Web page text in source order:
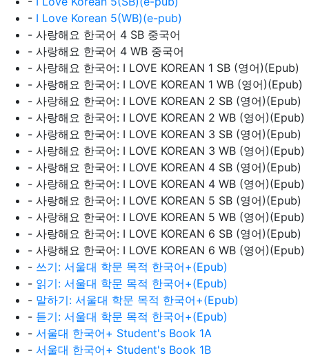
- I Love Korean 5(WB)(e-pub)
- 사랑해요 한국어 4 SB 중국어
- 사랑해요 한국어 4 WB 중국어
- 사랑해요 한국어: I LOVE KOREAN 1 SB (영어)(Epub)
- 사랑해요 한국어: I LOVE KOREAN 1 WB (영어)(Epub)
- 사랑해요 한국어: I LOVE KOREAN 2 SB (영어)(Epub)
- 사랑해요 한국어: I LOVE KOREAN 2 WB (영어)(Epub)
- 사랑해요 한국어: I LOVE KOREAN 3 SB (영어)(Epub)
- 사랑해요 한국어: I LOVE KOREAN 3 WB (영어)(Epub)
- 사랑해요 한국어: I LOVE KOREAN 4 SB (영어)(Epub)
- 사랑해요 한국어: I LOVE KOREAN 4 WB (영어)(Epub)
- 사랑해요 한국어: I LOVE KOREAN 5 SB (영어)(Epub)
- 사랑해요 한국어: I LOVE KOREAN 5 WB (영어)(Epub)
- 사랑해요 한국어: I LOVE KOREAN 6 SB (영어)(Epub)
- 사랑해요 한국어: I LOVE KOREAN 6 WB (영어)(Epub)
- 쓰기: 서울대 학문 목적 한국어+(Epub)
- 읽기: 서울대 학문 목적 한국어+(Epub)
- 말하기: 서울대 학문 목적 한국어+(Epub)
- 듣기: 서울대 학문 목적 한국어+(Epub)
- 서울대 한국어+ Student's Book 1A
- 서울대 한국어+ Student's Book 1B